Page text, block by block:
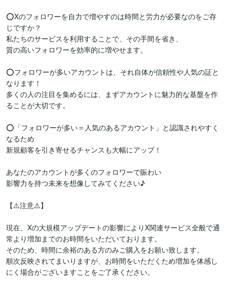
⭕️Xのフォロワーを自力で増やすのは時間と労力が必要なのをご存
じですか？
私たちのサービスを利用することで、その手間を省き、
質の高いフォロワーを効率的に増やせます。
⭕️フォロワーが多いアカウントは、それ自体が信頼性や人気の証と
なります！
多くの人の注目を集めるには、まずアカウントに魅力的な基盤を作
ることが大切です。
⭕️「フォロワーが多い＝人気のあるアカウント」と認識されやすく
なるため
新規顧客を引き寄せるチャンスも大幅にアップ！
あなたのアカウントが多くのフォロワーで賑わい
影響力を持つ未来を想像してみてください♪
【⚠️注意⚠️】
現在、Xの大規模アップデートの影響によりX関連サービス全般で通
常より増加までのお時間をいただいております。
そのため、時間に余裕のある方のみご購入をお願い致します。
順次反映されてまいりますが、お時間をいただくため増加を体感し
にく場合がございますことをご了承ください。